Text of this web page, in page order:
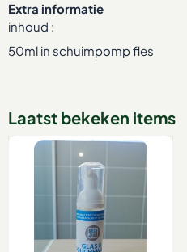
Extra informatie
inhoud :
50ml in schuimpomp fles
Laatst bekeken items